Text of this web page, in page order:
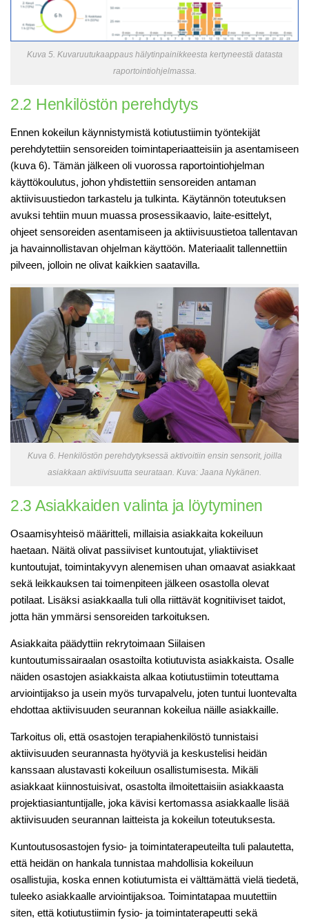
Kuva 5. Kuvaruutukaappaus hälytinpainikkeesta kertyneestä datasta
raportointiohjelmassa.
2.2 Henkilöstön perehdytys
Ennen kokeilun käynnistymistä kotiutustiimin työntekijät
perehdytettiin sensoreiden toimintaperiaatteisiin ja asentamiseen
(kuva 6). Tämän jälkeen oli vuorossa raportointiohjelman
käyttökoulutus, johon yhdistettiin sensoreiden antaman
aktiivisuustiedon tarkastelu ja tulkinta. Käytännön toteutuksen
avuksi tehtiin muun muassa prosessikaavio, laite-esittelyt,
ohjeet sensoreiden asentamiseen ja aktiivisuustietoa tallentavan
ja havainnollistavan ohjelman käyttöön. Materiaalit tallennettiin
pilveen, jolloin ne olivat kaikkien saatavilla.
Kuva 6. Henkilöstön perehdytyksessä aktivoitiin ensin sensorit, joilla
asiakkaan aktiivisuutta seurataan. Kuva: Jaana Nykänen.
2.3 Asiakkaiden valinta ja löytyminen
Osaamisyhteisö määritteli, millaisia asiakkaita kokeiluun
haetaan. Näitä olivat passiiviset kuntoutujat, yliaktiiviset
kuntoutujat, toimintakyvyn alenemisen uhan omaavat asiakkaat
sekä leikkauksen tai toimenpiteen jälkeen osastolla olevat
potilaat. Lisäksi asiakkaalla tuli olla riittävät kognitiiviset taidot,
jotta hän ymmärsi sensoreiden tarkoituksen.
Asiakkaita päädyttiin rekrytoimaan Siilaisen
kuntoutumissairaalan osastoilta kotiutuvista asiakkaista. Osalle
näiden osastojen asiakkaista alkaa kotiutustiimin toteuttama
arviointijakso ja usein myös turvapalvelu, joten tuntui luontevalta
ehdottaa aktiivisuuden seurannan kokeilua näille asiakkaille.
Tarkoitus oli, että osastojen terapiahenkilöstö tunnistaisi
aktiivisuuden seurannasta hyötyviä ja keskustelisi heidän
kanssaan alustavasti kokeiluun osallistumisesta. Mikäli
asiakkaat kiinnostuisivat, osastolta ilmoitettaisiin asiakkaasta
projektiasiantuntijalle, joka kävisi kertomassa asiakkaalle lisää
aktiivisuuden seurannan laitteista ja kokeilun toteutuksesta.
Kuntoutusosastojen fysio- ja toimintaterapeuteilta tuli palautetta,
että heidän on hankala tunnistaa mahdollisia kokeiluun
osallistujia, koska ennen kotiutumista ei välttämättä vielä tiedetä,
tuleeko asiakkaalle arviointijaksoa. Toimintatapaa muutettiin
siten, että kotiutustiimin fysio- ja toimintaterapeutti sekä